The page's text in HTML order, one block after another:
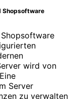
Shopsoftware
wird von
Server
zu verwalten